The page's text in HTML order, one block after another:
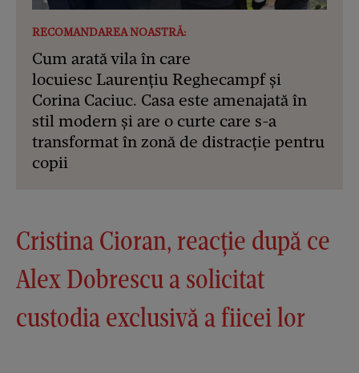
RECOMANDAREA NOASTRĂ:
Cum arată vila în care
locuiesc Laurențiu Reghecampf și
Corina Caciuc. Casa este amenajată în
stil modern și are o curte care s-a
transformat în zonă de distracție pentru
copii
Cristina Cioran, reacție după ce
Alex Dobrescu a solicitat
custodia exclusivă a fiicei lor